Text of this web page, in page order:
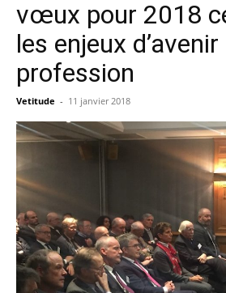
vœux pour 2018
les enjeux
profession
Vetitude - 11 janvier 2018